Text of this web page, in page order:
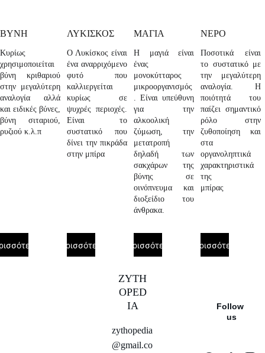
ΒΥΝΗ ΛΥΚΙΣΚΟΣ ΜΑΓΙΑ
Κυρίως
χρησιμοποιείται
βύνη κριθαριού
στην μεγαλύτερη
αναλογία αλλά
και ειδικές βύνες,
βύνη σιταριού,
ρυζιού κ.λ.π
Ο Λυκίσκος είναι
ένα αναρριχόμενο
φυτό που
καλλιεργείται
κυρίως σε
ψυχρές περιοχές.
Είναι το
συστατικό που
δίνει την πικράδα
στην μπίρα
Η μαγιά είναι
ένας
μονοκύτταρος
μικροοργανισμός
. Είναι υπεύθυνη
για την
αλκοολική
ζύμωση, την
μετατροπή
δηλαδή των
σακχάρων της
βύνης σε
οινόπνευμα και
διοξείδιο του
άνθρακα.
Ποσοτικά είναι
το συστατικό με
την μεγαλύτερη
αναλογία. Η
ποιότητά του
παίζει σημαντικό
ρόλο στην
ζυθοποίηση και
στα
οργανοληπτικά
χαρακτηριστικά
της
μπίρας
ΝΕΡΟ
Περισσότερα Περισσότερα Περισσότερα
ZYTH
OPED
IA
zythopedia
@gmail.co
Follow
us